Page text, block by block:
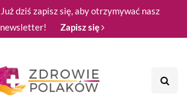
Już dziś zapisz się, aby otrzymywać nasz
newsletter!
Zapisz się